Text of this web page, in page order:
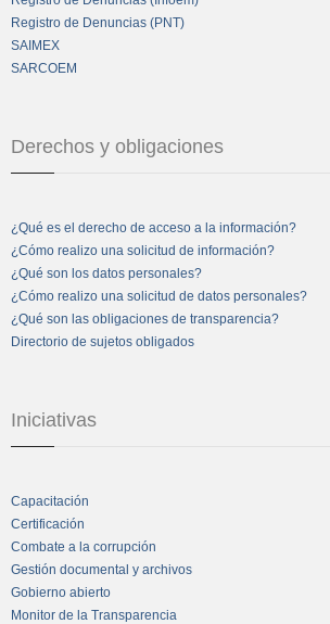
Registro de Denuncias (PNT)
SAIMEX
SARCOEM
Derechos y obligaciones
¿Qué es el derecho de acceso a la información?
¿Cómo realizo una solicitud de información?
¿Qué son los datos personales?
¿Cómo realizo una solicitud de datos personales?
¿Qué son las obligaciones de transparencia?
Directorio de sujetos obligados
Iniciativas
Capacitación
Certificación
Combate a la corrupción
Gestión documental y archivos
Gobierno abierto
Monitor de la Transparencia